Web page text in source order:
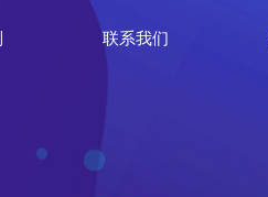
联系我们